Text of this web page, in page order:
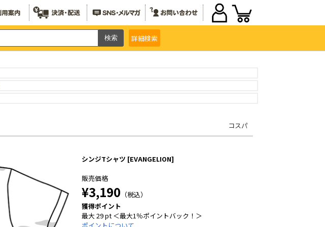
詳細検索
コスパ
シンジTシャツ [EVANGELION]
販売価格
¥3,190 （税込）
獲得ポイント
最大 29 pt ＜最大1％ポイントバック！＞